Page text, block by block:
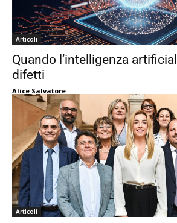
Articoli
Quando l’intelligenza
difetti
Alice Salvatore
Articoli